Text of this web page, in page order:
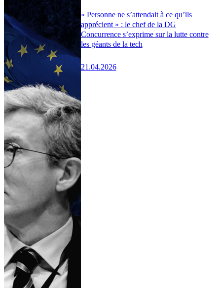
« Personne ne s’attendait à ce qu’ils
apprécient » : le chef de la DG
Concurrence s’exprime sur la lutte contre
les géants de la tech
21.04.2026